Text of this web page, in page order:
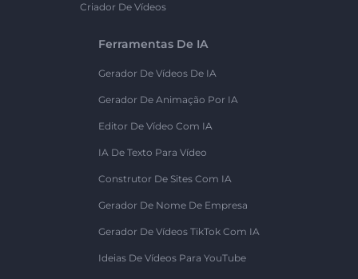
Criador De Vídeos
Ferramentas De IA
Gerador De Vídeos De IA
Gerador De Animação Por IA
Editor De Vídeo Com IA
IA De Texto Para Vídeo
Construtor De Sites Com IA
Gerador De Nome De Empresa
Gerador De Vídeos TikTok Com IA
Ideias De Vídeos Para YouTube